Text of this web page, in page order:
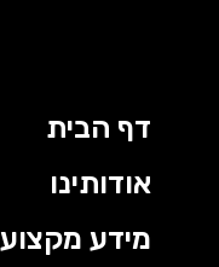
דף הבית
אודותינו
מידע מקצועי